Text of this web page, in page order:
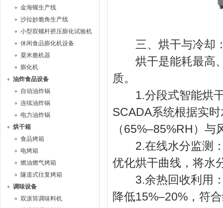
金海螺生产线
沙拉妙脆角生产线
小型双螺杆挤压膨化试验机
休闲食品膨化机设备
粟米脆机器
膨化机
油炸食品设备
自动油炸锅
连续油炸锅
电力油炸锅
烘干箱
食品烤箱
电烤箱
燃油燃气烤箱
隧道式往复烤箱
调味设备
双滚筒调味料机
三、烘干与冷却：
烘干是能耗最高、
质。
1.分段式智能烘干
SCADA系统根据实
（65%–85%RH）
2.在线水分监测：
优化烘干曲线，将水
3.余热回收利用：
降低15%–20%，符